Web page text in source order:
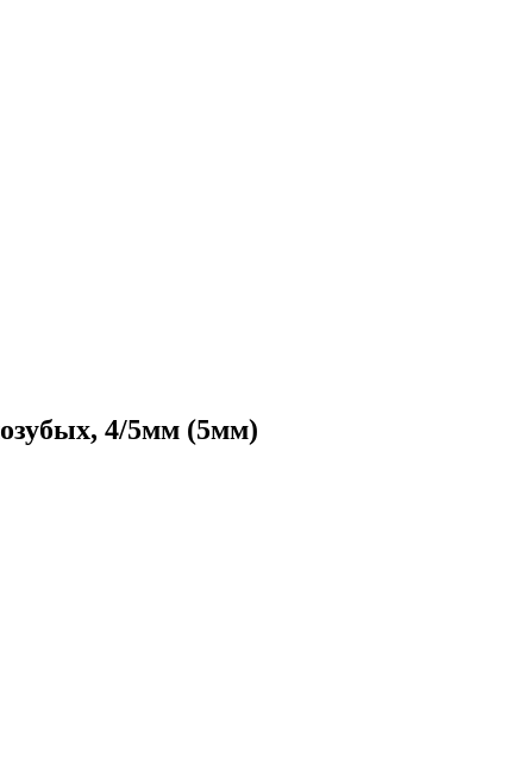
4/5мм (5мм)